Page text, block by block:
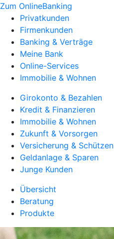
Zum OnlineBanking
Privatkunden
Firmenkunden
Banking & Verträge
Meine Bank
Online-Services
Immobilie & Wohnen
Girokonto & Bezahlen
Kredit & Finanzieren
Immobilie & Wohnen
Zukunft & Vorsorgen
Versicherung & Schützen
Geldanlage & Sparen
Junge Kunden
Übersicht
Beratung
Produkte